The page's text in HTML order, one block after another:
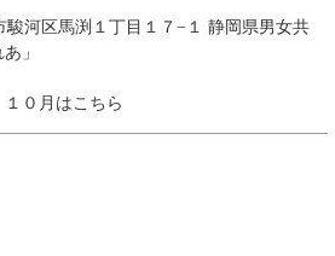
駿河区馬渕１丁目１７−１ 静岡県男女共
」
１０月はこちら